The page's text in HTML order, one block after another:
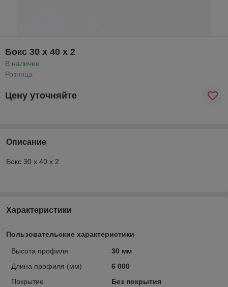
Бокс 30 x 40 x 2
В наличии
Розница
Цену уточняйте
Описание
Бокс 30 x 40 x 2
Характеристики
Пользовательские характеристики
Высота профиля
30 мм
Длина профиля (мм)
6 000
Покрытие
Без покрытия